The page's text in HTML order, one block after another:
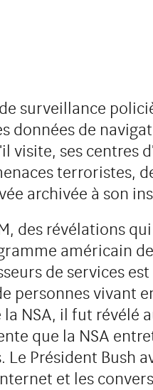
surveillance
données de
visite, ses centres
terroristes,
archivée à son
des révélations
américain
de services
personnes vivant
NSA, il fut révélé
que la NSA
Le Président Bush
et les